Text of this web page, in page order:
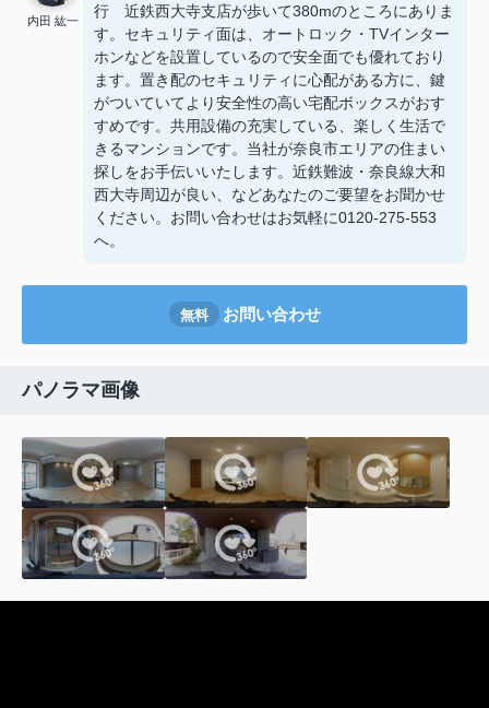
内田 紘一
行 近鉄西大寺支店が歩いて380mのところにありま
す。セキュリティ面は、オートロック・TVインター
ホンなどを設置しているので安全面でも優れており
ます。置き配のセキュリティに心配がある方に、鍵
がついていてより安全性の高い宅配ボックスがおす
すめです。共用設備の充実している、楽しく生活で
きるマンションです。当社が奈良市エリアの住まい
探しをお手伝いいたします。近鉄難波・奈良線大和
西大寺周辺が良い、などあなたのご要望をお聞かせ
ください。お問い合わせはお気軽に0120-275-553
へ。
無料 お問い合わせ
パノラマ画像